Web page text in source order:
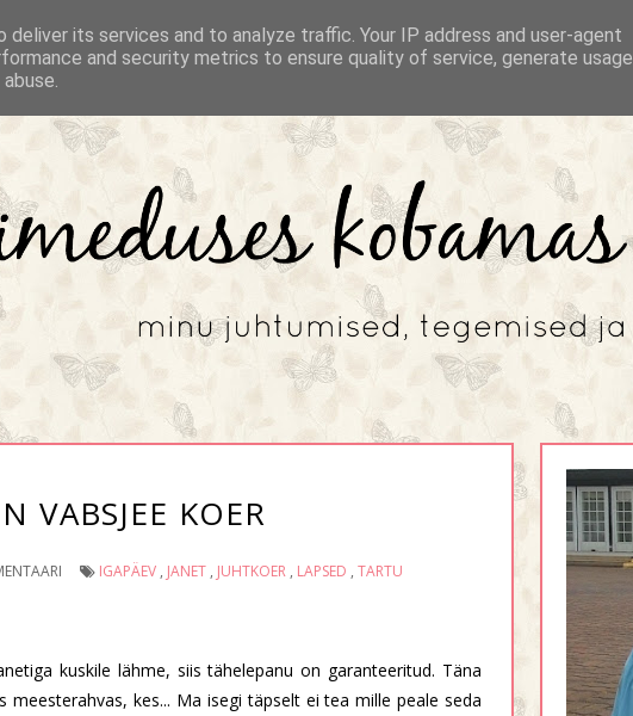
VABSJEE KOER
IGAPÄEV, JANET, JUHTKOER, LAPSED , TARTU
kuskile lähme, siis tähelepanu on garanteeritud. Täna
kes... Ma isegi täpselt ei tea mille peale seda
its services and to analyze traffic. Your IP address and user-agent
and security metrics to ensure quality of service, generate usage